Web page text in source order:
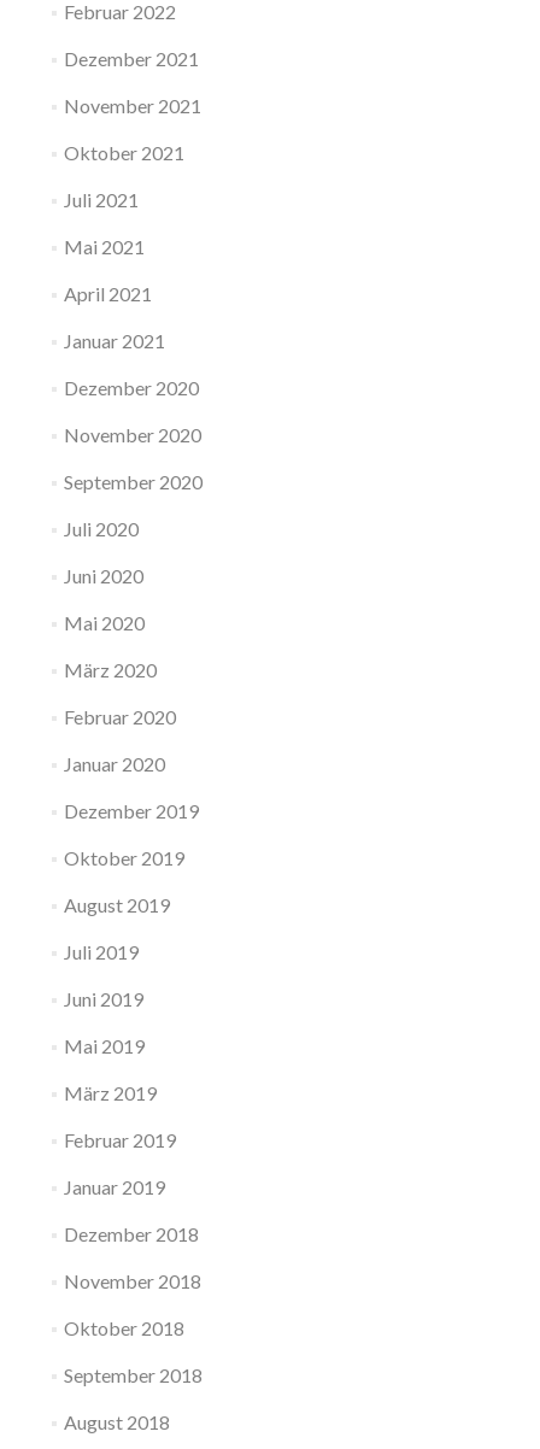
Februar 2022
Dezember 2021
November 2021
Oktober 2021
Juli 2021
Mai 2021
April 2021
Januar 2021
Dezember 2020
November 2020
September 2020
Juli 2020
Juni 2020
Mai 2020
März 2020
Februar 2020
Januar 2020
Dezember 2019
Oktober 2019
August 2019
Juli 2019
Juni 2019
Mai 2019
März 2019
Februar 2019
Januar 2019
Dezember 2018
November 2018
Oktober 2018
September 2018
August 2018